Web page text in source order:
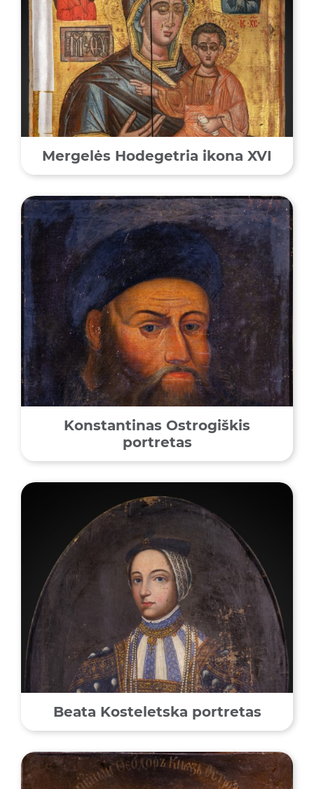
Mergelės Hodegetria ikona XVI
Konstantinas Ostrogiškis
portretas
Beata Kosteletska portretas